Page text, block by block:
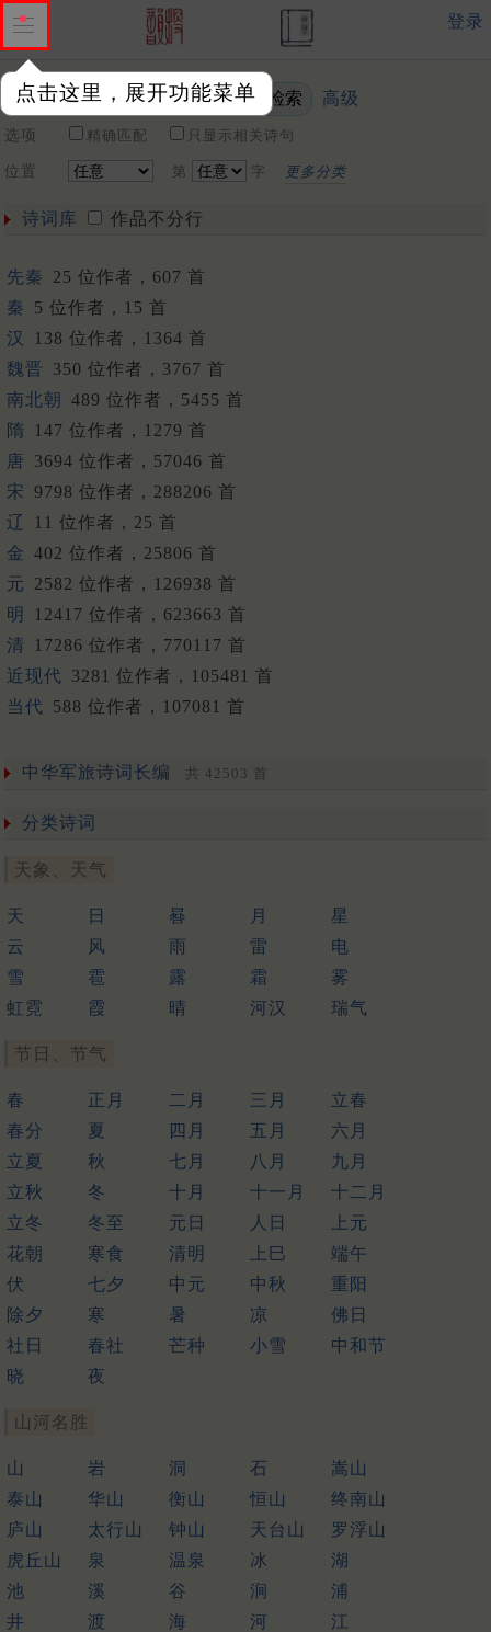
点击这里，展开功能菜单
登录
关键词 高级
选项 精确匹配 只显示相关诗句
位置 第 字 更多分类
诗词库 作品不分行
先秦
25 位作者，607 首
秦
5 位作者，15 首
汉
138 位作者，1364 首
魏晋
350 位作者，3767 首
南北朝
489 位作者，5455 首
隋
147 位作者，1279 首
唐
3694 位作者，57046 首
宋 9798 位作者，288206 首
辽
11 位作者，25 首
金 402 位作者，25806 首
元
2582 位作者，126938 首
明
12417 位作者，623663 首
清
17286 位作者，770117 首
近现代
3281 位作者，105481 首
当代
588 位作者，107081 首
中华军旅诗词长编 共 42503 首
分类诗词
天象、天气
天 日 晷 月
星
云
风 雨 雷
电
雪
雹 露 霜
雾
虹霓
霞 晴 河汉 瑞气
节日、节气
春 正月 二月 三月
立春
春分
夏 四月 五月
六月
立夏
秋 七月 八月
九月
立秋
冬 十月 十一月
十二月
立冬
冬至 元日 人日
上元
花朝
寒食 清明 上巳
端午
伏
七夕 中元 中秋
重阳
除夕
寒 暑 凉
佛日
社日
春社 芒种 小雪
中和节
晓
夜
山河名胜
山 岩 洞 石
嵩山
泰山
华山 衡山 恒山
终南山
庐山
太行山 钟山 天台山
罗浮山
虎丘山
泉 温泉 冰
湖
池
溪 谷 涧
浦
井
渡 海 河
江